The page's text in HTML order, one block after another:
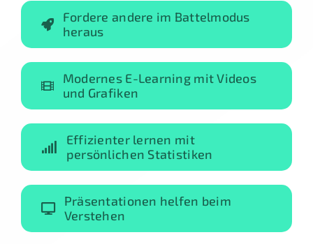
Fordere andere im Battelmodus
heraus
Modernes E-Learning mit Videos
und Grafiken
Effizienter lernen mit
persönlichen Statistiken
Präsentationen helfen beim
Verstehen